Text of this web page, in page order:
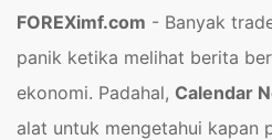
FOREXimf.com - Banyak
panik ketika melihat berita
ekonomi. Padahal, Calendar
alat untuk mengetahui kapan